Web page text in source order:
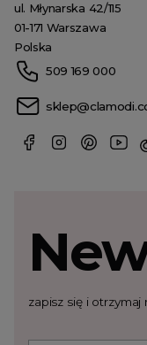
ul. Młynarska 42/115
01-171 Warszawa
Polska
509 169 000
zapisz się i